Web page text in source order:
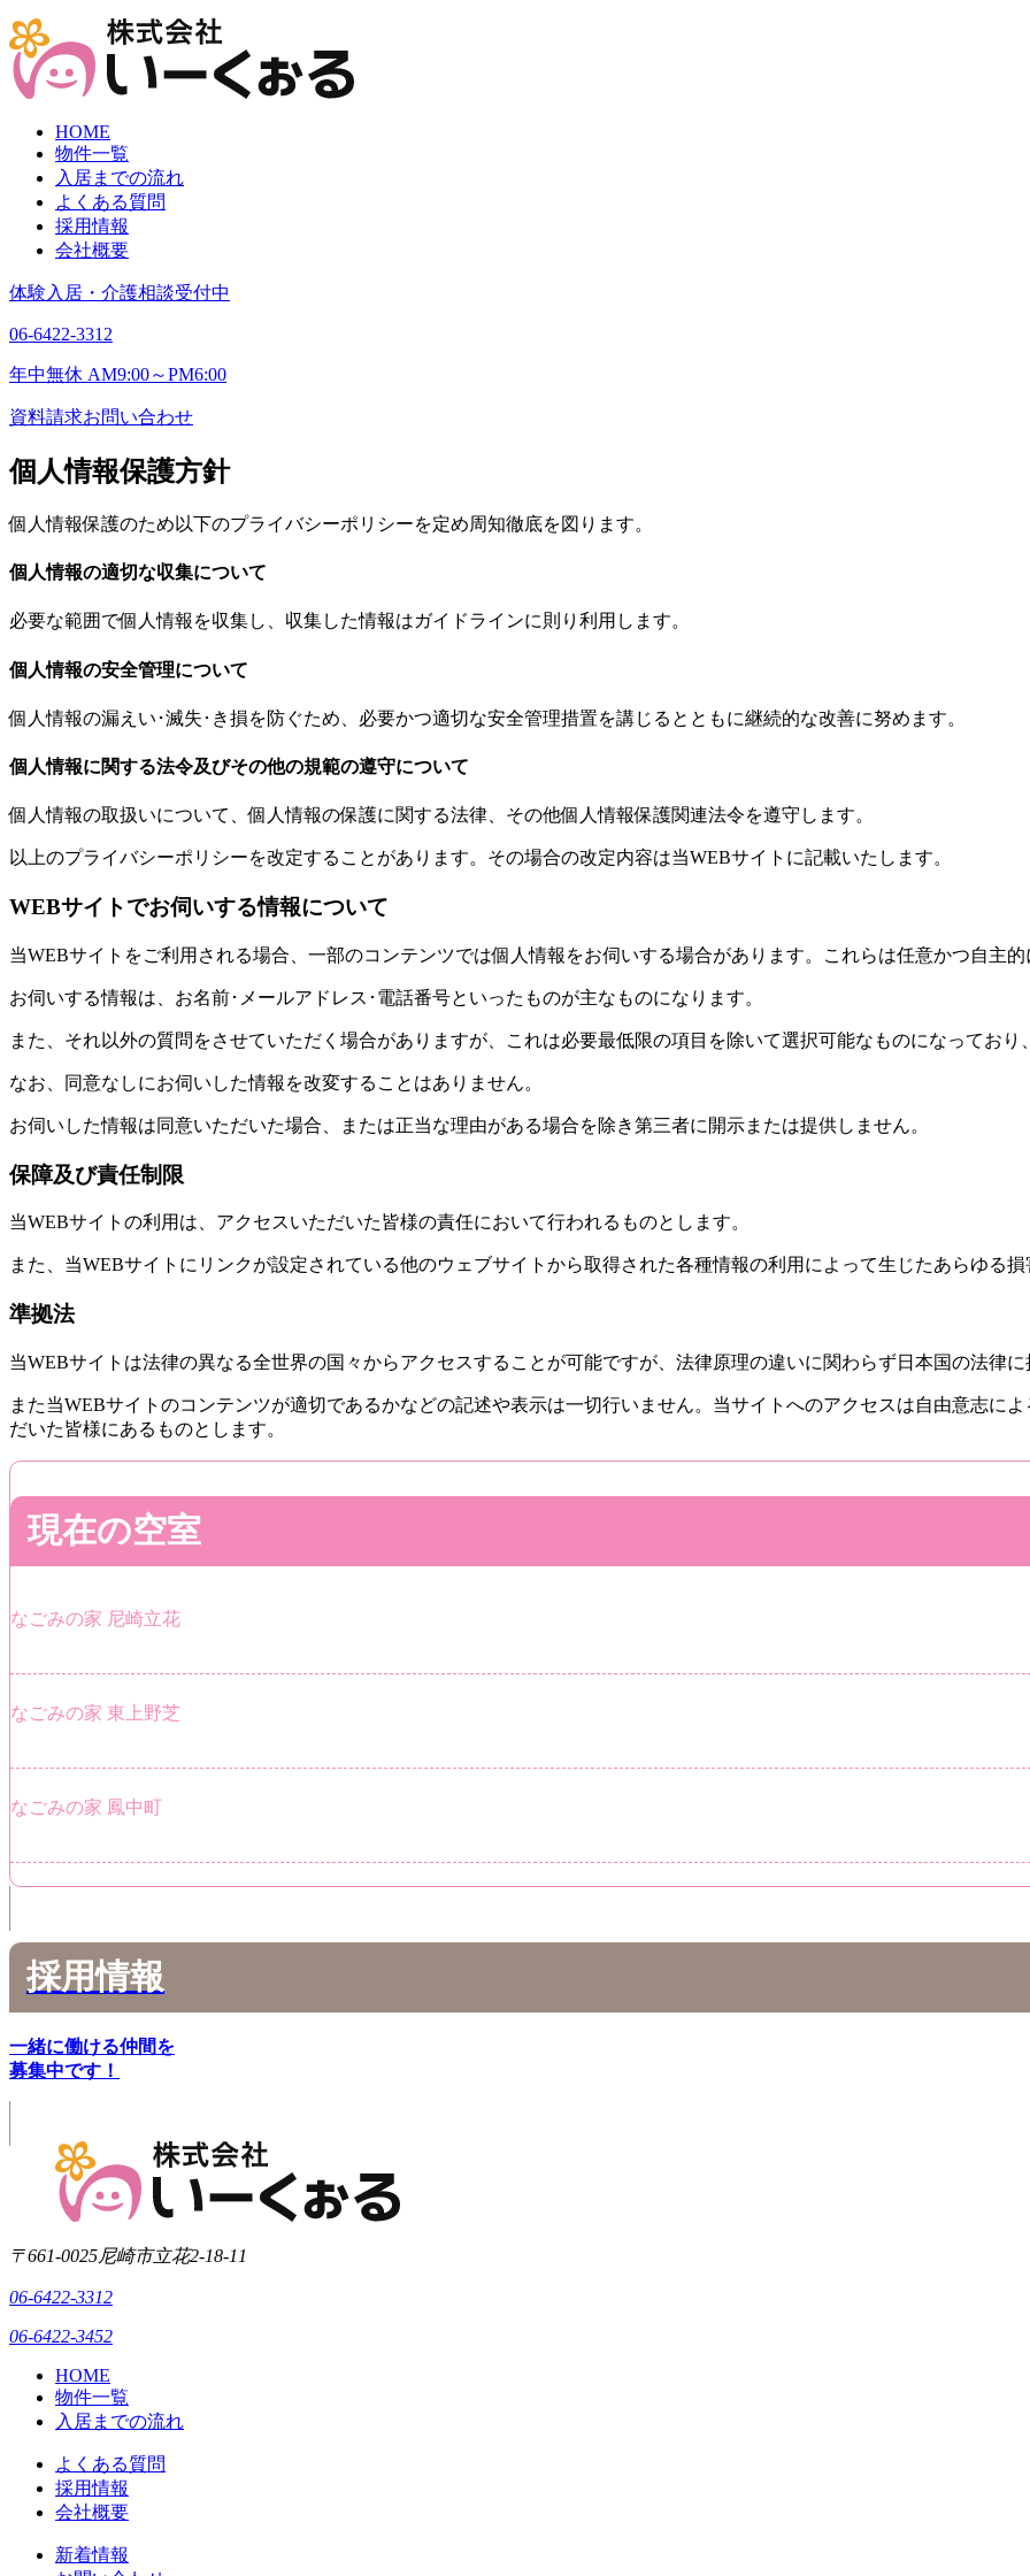
HOME
物件一覧
入居までの流れ
よくある質問
採用情報
会社概要
体験入居・介護相談受付中
06-6422-3312
年中無休 AM9:00～PM6:00
資料請求お問い合わせ
個人情報保護方針
個人情報保護のため以下のプライバシーポリシーを定め周知徹底を図ります。
個人情報の適切な収集について
必要な範囲で個人情報を収集し、収集した情報はガイドラインに則り利用します。
個人情報の安全管理について
個人情報の漏えい･滅失･き損を防ぐため、必要かつ適切な安全管理措置を講じるとともに継続的な改善に努めます。
個人情報に関する法令及びその他の規範の遵守について
個人情報の取扱いについて、個人情報の保護に関する法律、その他個人情報保護関連法令を遵守します。
以上のプライバシーポリシーを改定することがあります。その場合の改定内容は当WEBサイトに記載いたします。
WEBサイトでお伺いする情報について
当WEBサイトをご利用される場合、一部のコンテンツでは個人情報をお伺いする場合があります。これらは任意かつ自主的
お伺いする情報は、お名前･メールアドレス･電話番号といったものが主なものになります。
また、それ以外の質問をさせていただく場合がありますが、これは必要最低限の項目を除いて選択可能なものになっており
なお、同意なしにお伺いした情報を改変することはありません。
お伺いした情報は同意いただいた場合、または正当な理由がある場合を除き第三者に開示または提供しません。
保障及び責任制限
当WEBサイトの利用は、アクセスいただいた皆様の責任において行われるものとします。
また、当WEBサイトにリンクが設定されている他のウェブサイトから取得された各種情報の利用によって生じたあらゆる
準拠法
当WEBサイトは法律の異なる全世界の国々からアクセスすることが可能ですが、法律原理の違いに関わらず日本国の法律に
また当WEBサイトのコンテンツが適切であるかなどの記述や表示は一切行いません。当サイトへのアクセスは自由意志に
だいた皆様にあるものとします。
現在の空室
なごみの家 尼崎立花
なごみの家 東上野芝
なごみの家 鳳中町
採用情報
一緒に働ける仲間を
募集中です！
〒661-0025尼崎市立花2-18-11
06-6422-3312
06-6422-3452
HOME
物件一覧
入居までの流れ
よくある質問
採用情報
会社概要
新着情報